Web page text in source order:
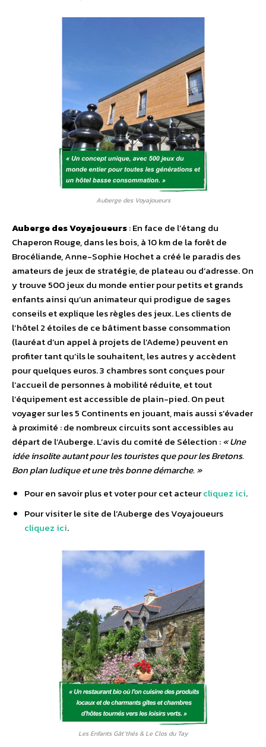
Auberge des Voyajoueurs
Auberge des Voyajoueurs: En face de l’étang du
Chaperon Rouge, dans les bois, à 10 km de la forêt de
Brocéliande, Anne-Sophie Hochet a créé le paradis des
amateurs de jeux de stratégie, de plateau ou d’adresse. On
y trouve 500 jeux du monde entier pour petits et grands
enfants ainsi qu’un animateur qui prodigue de sages
conseils et explique les règles des jeux. Les clients de
l’hôtel 2 étoiles de ce bâtiment basse consommation
(lauréat d’un appel à projets de l’Ademe) peuvent en
profiter tant qu’ils le souhaitent, les autres y accèdent
pour quelques euros. 3 chambres sont conçues pour
l’accueil de personnes à mobilité réduite, et tout
l’équipement est accessible de plain-pied. On peut
voyager sur les 5 Continents en jouant, mais aussi s’évader
à proximité : de nombreux circuits sont accessibles au
départ de l’Auberge. L’avis du comité de Sélection :« Une
idée insolite autant pour les touristes que pour les Bretons.
Bon plan ludique et une très bonne démarche. »
Pour en savoir plus et voter pour cet acteurcliquez ici.
Pour visiter le site de l’Auberge des Voyajoueurs
cliquez ici.
Les Enfants Gât’thés & Le Clos du Tay